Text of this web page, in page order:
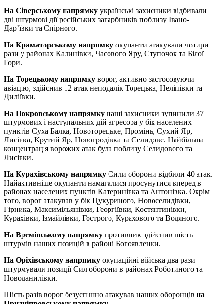
На Сіверському напрямку українські захисники відбивали
дві штурмові дії російських загарбників поблизу Івано-
Дар’ївки та Спірного.
На Краматорському напрямку окупанти атакували чотири
рази у районах Калинівки, Часового Яру, Ступочок та Білої
Гори.
На Торецькому напрямку ворог, активно застосовуючи
авіацію, здійснив 12 атак неподалік Торецька, Неліпівки та
Диліївки.
На Покровському напрямку наші захисники зупинили 37
штурмових і наступальних дій агресора у бік населених
пунктів Суха Балка, Новоторецьке, Промінь, Сухий Яр,
Лисівка, Крутий Яр, Новогродівка та Селидове. Найбільша
концентрація ворожих атак була поблизу Селидового та
Лисівки.
На Курахівському напрямку Сили оборони відбили 40 атак.
Найактивніше окупанти намагалися просунутися вперед в
районах населених пунктів Катеринівка та Антонівка. Окрім
того, ворог атакував у бік Цукуриного, Новоселидівки,
Гірника, Максимільянівки, Георгіївки, Костянтинівки,
Курахівки, Ізмайлівки, Гострого, Курахового та Водяного.
На Времівському напрямку противник здійснив шість
штурмів наших позицій в районі Богоявленки.
На Оріхівському напрямку окупаційні війська два рази
штурмували позиції Сил оборони в районах Роботиного та
Новоданилівки.
Шість разів ворог безуспішно атакував наших оборонців на